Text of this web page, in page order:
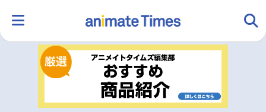
ランキング アニメ